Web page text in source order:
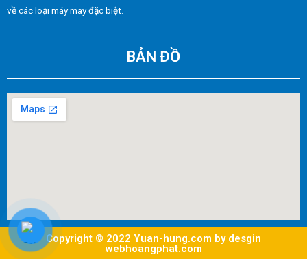
về các loại máy may đặc biệt.
BẢN ĐỒ
Copyright © 2022 Yuan-hung.com by desgin
webhoangphat.com